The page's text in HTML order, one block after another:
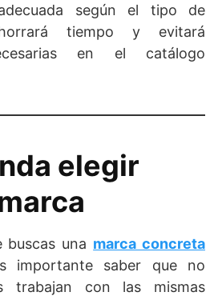
según el tipo de
tiempo y evitará
en el catálogo
elegir
buscas una marca concreta
importante saber que no
trabajan con las mismas